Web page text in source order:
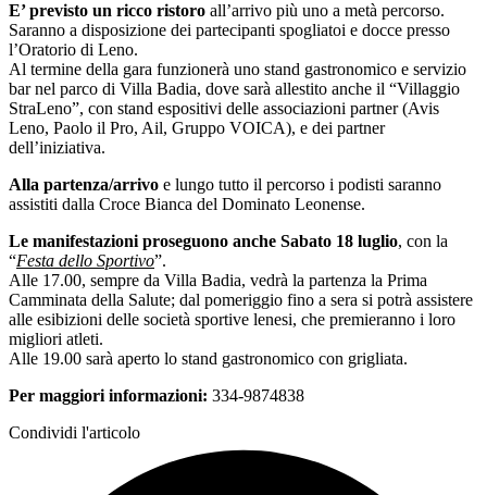
E’ previsto un ricco ristoro all’arrivo più uno a metà percorso.
Saranno a disposizione dei partecipanti spogliatoi e docce presso
l’Oratorio di Leno.
Al termine della gara funzionerà uno stand gastronomico e servizio
bar nel parco di Villa Badia, dove sarà allestito anche il “Villaggio
StraLeno”, con stand espositivi delle associazioni partner (Avis
Leno, Paolo il Pro, Ail, Gruppo VOICA), e dei partner
dell’iniziativa.
Alla partenza/arrivo e lungo tutto il percorso i podisti saranno
assistiti dalla Croce Bianca del Dominato Leonense.
Le manifestazioni proseguono anche Sabato 18 luglio, con la
“Festa dello Sportivo”.
Alle 17.00, sempre da Villa Badia, vedrà la partenza la Prima
Camminata della Salute; dal pomeriggio fino a sera si potrà assistere
alle esibizioni delle società sportive lenesi, che premieranno i loro
migliori atleti.
Alle 19.00 sarà aperto lo stand gastronomico con grigliata.
Per maggiori informazioni: 334-9874838
Condividi l'articolo